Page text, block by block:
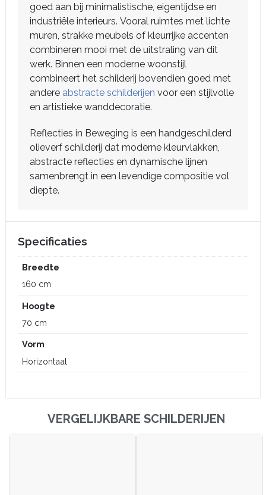
goed aan bij minimalistische, eigentijdse en
industriële interieurs. Vooral ruimtes met lichte
muren, strakke meubels of kleurrijke accenten
combineren mooi met de uitstraling van dit
werk. Binnen een moderne woonstijl
combineert het schilderij bovendien goed met
andere abstracte schilderijen voor een stijlvolle
en artistieke wanddecoratie.
Reflecties in Beweging is een handgeschilderd
olieverf schilderij dat moderne kleurvlakken,
abstracte reflecties en dynamische lijnen
samenbrengt in een levendige compositie vol
diepte.
Specificaties
Breedte
160 cm
Hoogte
70 cm
Vorm
Horizontaal
VERGELIJKBARE SCHILDERIJEN